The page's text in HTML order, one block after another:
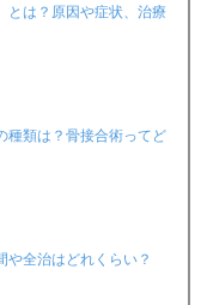
とは？原因や症状、治療
種類は？骨接合術ってど
や全治はどれくらい？